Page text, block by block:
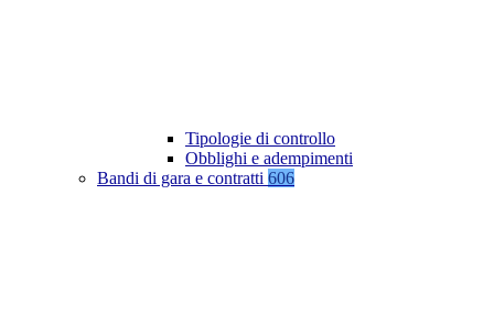
Tipologie di controllo
Obblighi e adempimenti
Bandi di gara e contratti 606